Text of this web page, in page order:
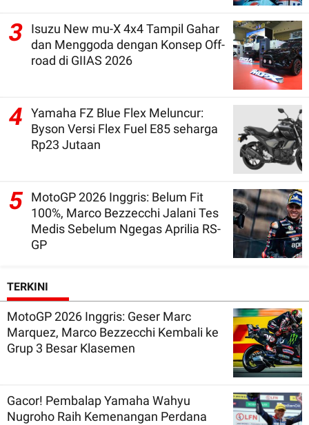
3
Isuzu New mu-X 4x4 Tampil Gahar
dan Menggoda dengan Konsep Off-
road di GIIAS 2026
4
Yamaha FZ Blue Flex Meluncur:
Byson Versi Flex Fuel E85 seharga
Rp23 Jutaan
5 MotoGP 2026 Inggris: Belum Fit
100%, Marco Bezzecchi Jalani Tes
Medis Sebelum Ngegas Aprilia RS-
GP
TERKINI
MotoGP 2026 Inggris: Geser Marc
Marquez, Marco Bezzecchi Kembali ke
Grup 3 Besar Klasemen
Gacor! Pembalap Yamaha Wahyu
Nugroho Raih Kemenangan Perdana